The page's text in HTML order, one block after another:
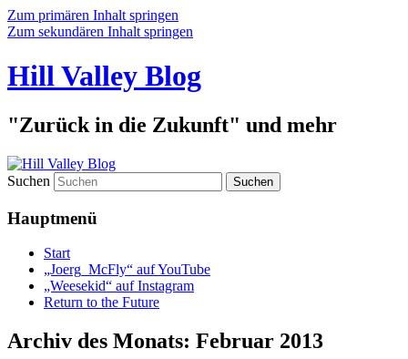
Zum primären Inhalt springen
Zum sekundären Inhalt springen
Hill Valley Blog
"Zurück in die Zukunft" und mehr
Suchen
Hauptmenü
Start
„Joerg_McFly“ auf YouTube
„Weesekid“ auf Instagram
Return to the Future
Archiv des Monats: Februar 2013